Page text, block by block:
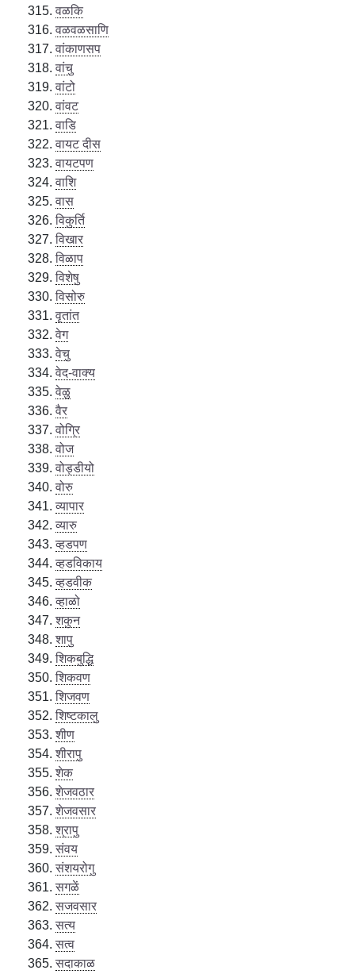
वळकि
वळवळसाणि
वांकाणसप
वांचु
वांटो
वांवट
वाडि
वायट दीस
वायटपण
वाशि
वास
विकुर्ति
विखार
विळाप
विशेषु
विसोरु
वृतांत
वेग
वेचु
वेद-वाक्य
वेळु
वैर
वोग्रि
वोज
वोड्डीयो
वोरु
व्यापार
व्यारु
व्हडपण
व्हडविकाय
व्हडवीक
व्हाळो
शकुन
शापु
शिकबुद्धि
शिकवण
शिजवण
शिष्टकालु
शीण
शीरापु
शेक
शेजवठार
शेजवसार
श्रापु
संवय
संशयरोगु
सगळें
सजवसार
सत्य
सत्व
सदाकाळ